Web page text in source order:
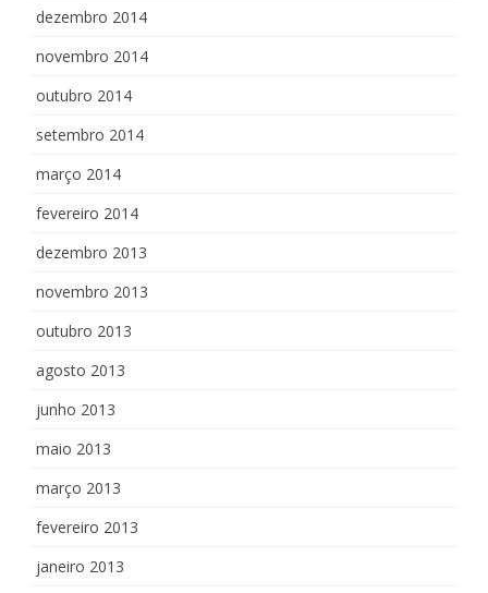
dezembro 2014
novembro 2014
outubro 2014
setembro 2014
março 2014
fevereiro 2014
dezembro 2013
novembro 2013
outubro 2013
agosto 2013
junho 2013
maio 2013
março 2013
fevereiro 2013
janeiro 2013